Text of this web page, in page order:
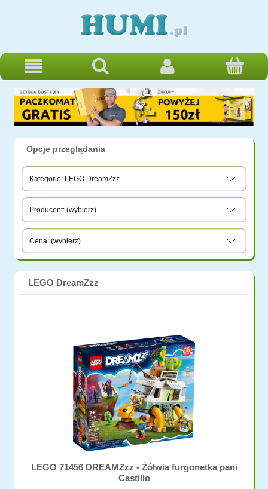
Opcje przeglądania
Kategorie: LEGO DreamZzz
Producent: (wybierz)
Cena: (wybierz)
LEGO DreamZzz
LEGO 71456 DREAMZzz - Żółwia furgonetka pani
Castillo